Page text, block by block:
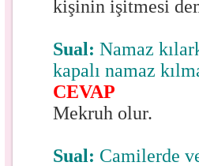
kişinin işitmesi
Sual: Namaz
kapalı namaz
CEVAP
Mekruh olur.
Sual: Camilerde